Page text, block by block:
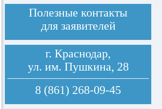
Полезные контакты
для заявителей
г. Краснодар,
ул. им. Пушкина, 28
8 (861) 268-09-45